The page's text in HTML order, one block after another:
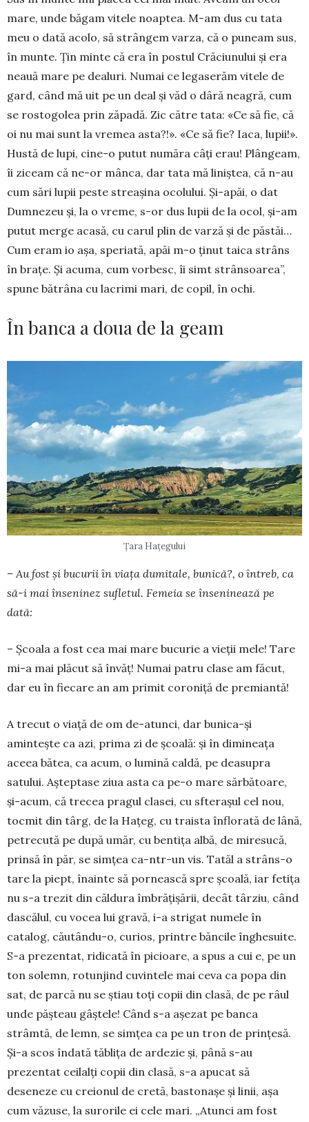
mare, unde băgam vitele noaptea. M-am dus cu tata
meu o dată acolo, să strângem varza, că o pu­neam sus,
în munte. Țin minte că era în postul Crăciunului și era
neauă mare pe dealuri. Numai ce legaserăm vitele de
gard, când mă uit pe un deal și văd o dâră neagră, cum
se rostogolea prin zăpadă. Zic către tata: «Ce să fie, că
oi nu mai sunt la vremea asta?!». «Ce să fie? Iaca, lupii!».
Hustă de lupi, cine-o putut număra câți erau! Plângeam,
îi ziceam că ne-or mânca, dar tata mă liniștea, că n-au
cum sări lupii peste streașina ocolului. Și-apăi, o dat
Dumnezeu și, la o vreme, s-or dus lu­pii de la ocol, și-am
putut merge acasă, cu carul plin de varză și de păstăi…
Cum eram io așa, spe­riată, apăi m-o ținut taica strâns
în brațe. Și acu­ma, cum vorbesc, îi simt strânsoarea”,
spune bă­trâna cu lacrimi mari, de copil, în ochi.
În banca a doua de la geam
Țara Hațegului
– Au fost și bucurii în viața dumitale, bunică?, o întreb, ca
să-i mai înseninez sufletul. Femeia se înseninează pe
dată:
– Școala a fost cea mai mare bucurie a vieții mele! Tare
mi-a mai plăcut să învăț! Numai pa­tru clase am făcut,
dar eu în fiecare an am primit coroniță de premiantă!
A trecut o viață de om de-atunci, dar bunica-și
amintește ca azi, prima zi de școală: și în dimineața
aceea bătea, ca acum, o lumină caldă, pe deasupra
satului. Aș­tep­tase ziua asta ca pe-o mare sărbă­toare,
și-acum, că trecea pra­gul clasei, cu sfterașul cel nou,
toc­mit din târg, de la Hațeg, cu traista în­florată de lână,
petrecută pe după umăr, cu bentița albă, de miresucă,
prinsă în păr, se simțea ca-ntr-un vis. Tatăl a strâns-o
tare la piept, îna­inte să pornească spre școală, iar fetița
nu s-a trezit din căldura îm­brățișării, decât târziu, când
das­călul, cu vocea lui gravă, i-a strigat numele în
catalog, căutându-o, curios, printre băncile înghesuite.
S-a prezentat, ridicată în picioare, a spus a cui e, pe un
ton solemn, rotunjind cu­vin­tele mai ceva ca popa din
sat, de parcă nu se știau toți copii din clasă, de pe râul
unde pășteau gâș­tele! Când s-a așezat pe banca
strâmtă, de lemn, se simțea ca pe un tron de prin­țesă.
Și-a scos îndată tăblița de ardezie și, până s-au
prezentat ceilalți copii din clasă, s-a apucat să
deseneze cu creionul de cretă, bastonașe și linii, așa
cum văzuse, la surorile ei cele mari. „Atunci am fost